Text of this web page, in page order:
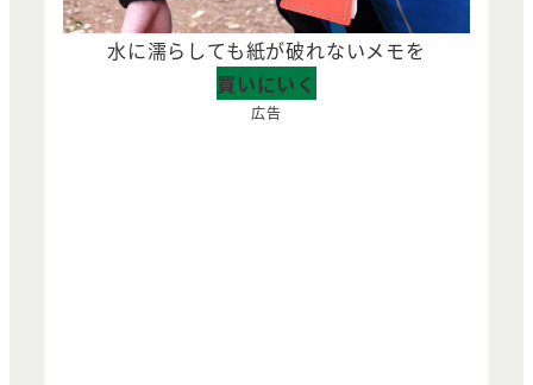
水に濡らしても紙が破れないメモを
買いにいく
広告